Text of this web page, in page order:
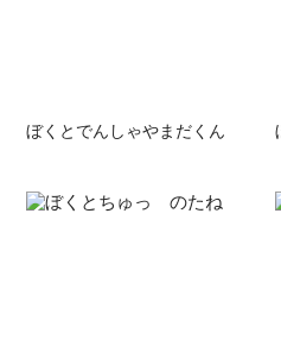
ぼくとでんしゃやまだくん